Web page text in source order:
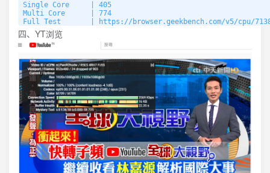
Single Core     | 405
Multi Core      | 774
四、YT浏览